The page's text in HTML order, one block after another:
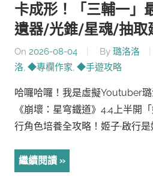
卡成形！「三輔一」
遺器/光錐/星魂/抽取
On 2026-08-04 By 璐洛洛
洛, ◆專欄作家, ◆手遊攻略
哈囉哈囉！我是虛擬Youtuber
《崩壞：星穹鐵道》4.4上半開
行角色培養全攻略！姬子·啟行
繼續閱讀